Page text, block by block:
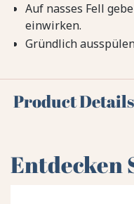
Auf nasses Fell
einwirken.
Gründlich
Product Details
Entdecken